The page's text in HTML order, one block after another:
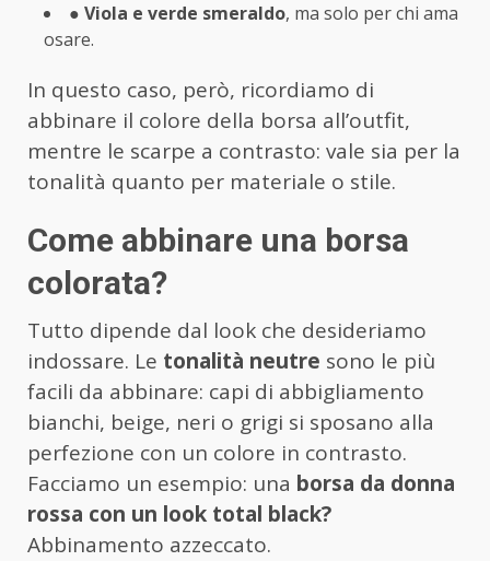
● Viola e verde smeraldo, ma solo per chi ama
osare.
In questo caso, però, ricordiamo di
abbinare il colore della borsa all’outfit,
mentre le scarpe a contrasto: vale sia per la
tonalità quanto per materiale o stile.
Come abbinare una borsa
colorata?
Tutto dipende dal look che desideriamo
indossare. Le tonalità neutre sono le più
facili da abbinare: capi di abbigliamento
bianchi, beige, neri o grigi si sposano alla
perfezione con un colore in contrasto.
Facciamo un esempio: una borsa da donna
rossa con un look total black?
Abbinamento azzeccato.